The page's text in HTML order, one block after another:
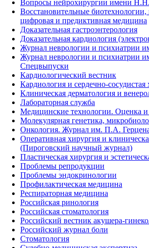
Вопросы нейрохирургии имени
Восстановительные биотехнологии,
цифровая и предиктивная медицина
Доказательная гастроэнтерология
Доказательная кардиология
Журнал неврологии и психиатрии
Журнал неврологии и психиатрии
Спецвыпуски
Кардиологический вестник
Кардиология и сердечно-сосудистая
Клиническая дерматология и
Лабораторная служба
Медицинские технологии. Оценка
Молекулярная генетика,
Онкология. Журнал им. П.А.
Оперативная хирургия и
(Пироговский научный журнал)
Пластическая хирургия и
Проблемы репродукции
Проблемы эндокринологии
Профилактическая медицина
Респираторная медицина
Российская ринология
Российская стоматология
Российский вестник акушера-
Российский журнал боли
Стоматология